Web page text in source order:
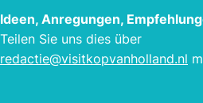
Ideen, Anregungen,
Teilen Sie uns dies über
redactie@visitkopvanholland.nl